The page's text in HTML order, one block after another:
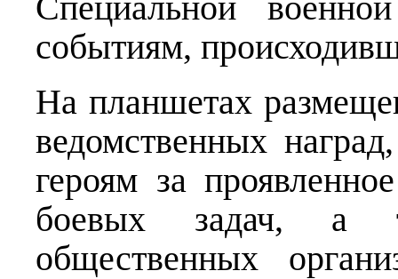
событиям,
На планшетах
ведомственных
героям за
боевых задач, а
общественных